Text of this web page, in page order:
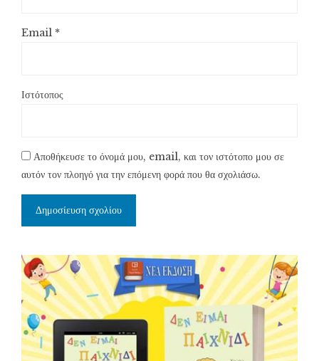
Email *
Ιστότοπος
Αποθήκευσε το όνομά μου, email, και τον ιστότοπο μου σε
αυτόν τον πλοηγό για την επόμενη φορά που θα σχολιάσω.